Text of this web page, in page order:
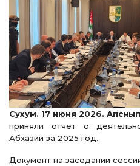
Сухум. 17 июня 2026.
приняли отчет о
Абхазии за 2025 год.
Документ на заседании